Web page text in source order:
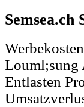
Semsea.ch
Louml;sung
Entlasten